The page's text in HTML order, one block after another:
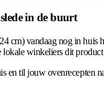
in de buurt
cm) vandaag nog in huis
winkeliers dit
en til jouw ovenrecepten